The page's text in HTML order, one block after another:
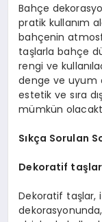
Bahçe
pratik kullanım
bahçenin
taşlarla bahçe
rengi ve
denge ve uyum
estetik ve sıra
mümkün
Sıkça Sorulan
Dekoratif
Dekoratif taşlar,